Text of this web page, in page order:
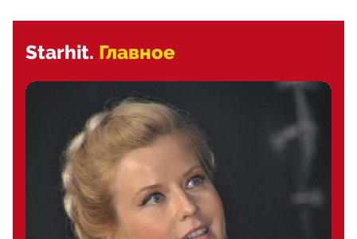
Starhit. Главное